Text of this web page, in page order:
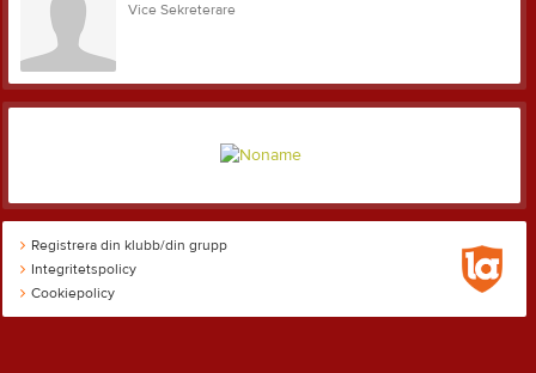
Vice Sekreterare
Registrera din klubb/din grupp
Integritetspolicy
Cookiepolicy